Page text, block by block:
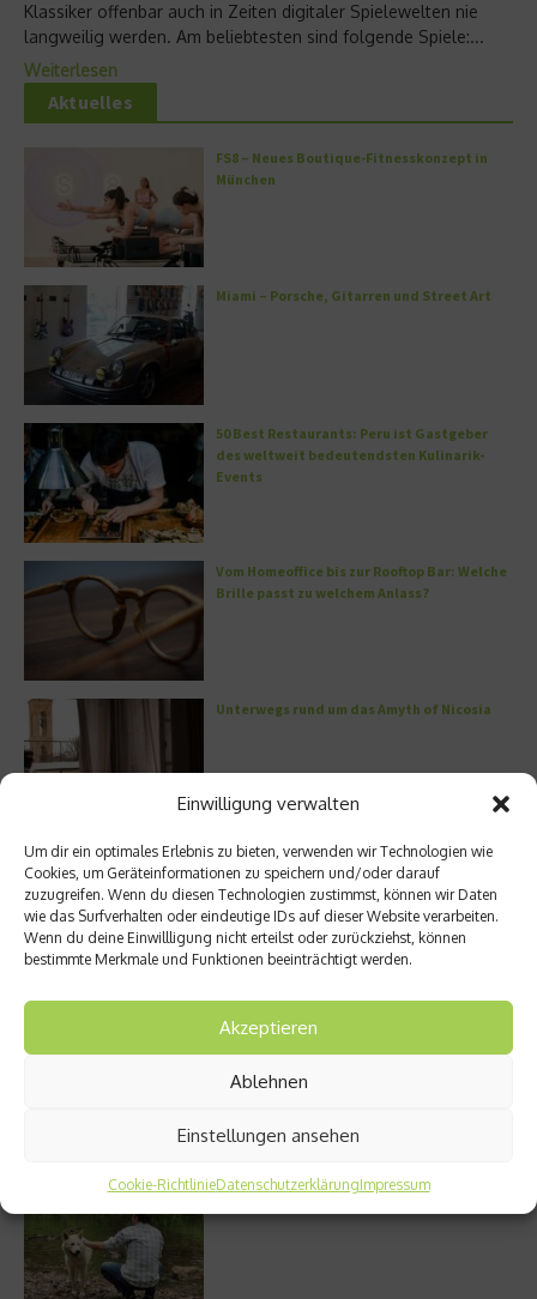
Einwilligung verwalten
Um dir ein optimales Erlebnis zu bieten, verwenden wir Technologien wie
Cookies, um Geräteinformationen zu speichern und/oder darauf
zuzugreifen. Wenn du diesen Technologien zustimmst, können wir Daten
wie das Surfverhalten oder eindeutige IDs auf dieser Website verarbeiten.
Wenn du deine Einwillligung nicht erteilst oder zurückziehst, können
bestimmte Merkmale und Funktionen beeinträchtigt werden.
Akzeptieren
Ablehnen
Einstellungen ansehen
Cookie-RichtlinieDatenschutzerklärungImpressum
Klassiker offenbar auch in Zeiten digitaler Spielewelten nie
langweilig werden. Am beliebtesten sind folgende Spiele:...
Weiterlesen
Aktuelles
FS8 – Neues Boutique-Fitnesskonzept in
München
Miami – Porsche, Gitarren und Street Art
50 Best Restaurants: Peru ist Gastgeber
des weltweit bedeutendsten Kulinarik-
Events
Vom Homeoffice bis zur Rooftop Bar: Welche
Brille passt zu welchem Anlass?
Unterwegs rund um das Amyth of Nicosia
Meistgelesen
Street Art Glossar – Die Codes der Szene